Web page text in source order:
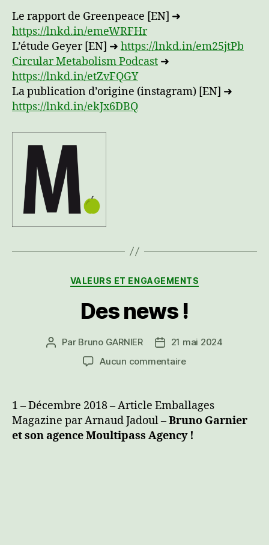
Le rapport de Greenpeace [EN] ➜
https://lnkd.in/emeWRFHr
L’étude Geyer [EN] ➜ https://lnkd.in/em25jtPb
Circular Metabolism Podcast ➜
https://lnkd.in/etZvFQGY
La publication d’origine (instagram) [EN] ➜
https://lnkd.in/ekJx6DBQ
Catégories
VALEURS ET ENGAGEMENTS
Des news !
Auteur
Par Bruno GARNIER
Date21 mai 2024
Aucun commentairesur
1 – Décembre 2018 – Article Emballages
Magazine par Arnaud Jadoul –Bruno Garnier
et son agence Moultipass Agency !